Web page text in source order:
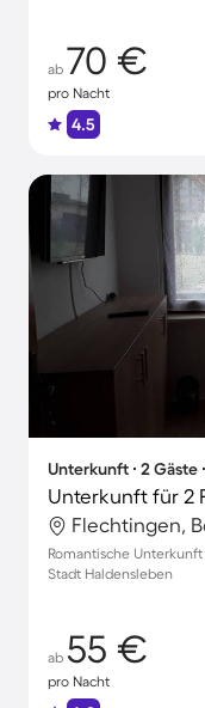
ab 70 €
pro Nacht
4.5
Unterkunft ∙ 2 Gäste
Unterkunft für 2
Flechtingen,
Romantische
Stadt Haldensleben
ab 55 €
pro Nacht